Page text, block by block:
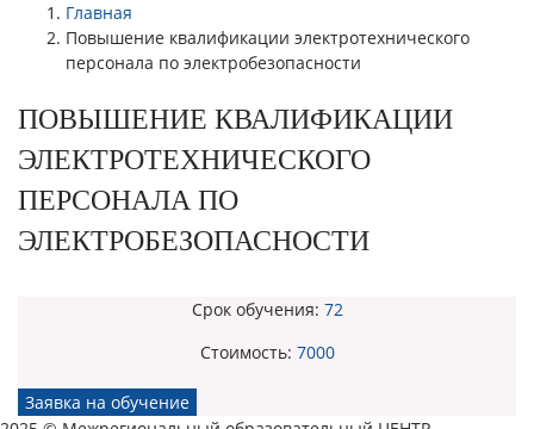
Главная
Повышение квалификации электротехнического
персонала по электробезопасности
ПОВЫШЕНИЕ КВАЛИФИКАЦИИ
ЭЛЕКТРОТЕХНИЧЕСКОГО
ПЕРСОНАЛА ПО
ЭЛЕКТРОБЕЗОПАСНОСТИ
Срок обучения: 72
Стоимость: 7000
Заявка на обучение